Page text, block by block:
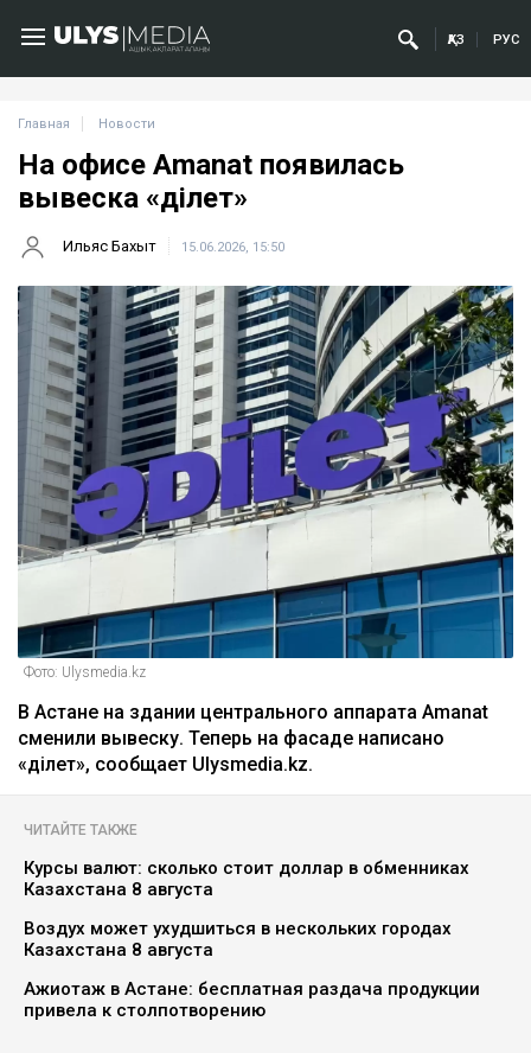
ҚАЗ РУС
Главная Новости
На офисе Amanat появилась
вывеска «Әділет»
Ильяс Бахыт 15.06.2026, 15:50
Фото: Ulysmedia.kz
В Астане на здании центрального аппарата Amanat
сменили вывеску. Теперь на фасаде написано
«Әділет», сообщает Ulysmedia.kz.
ЧИТАЙТЕ ТАКЖЕ
Курсы валют: сколько стоит доллар в обменниках
Казахстана 8 августа
Воздух может ухудшиться в нескольких городах
Казахстана 8 августа
Ажиотаж в Астане: бесплатная раздача продукции
привела к столпотворению